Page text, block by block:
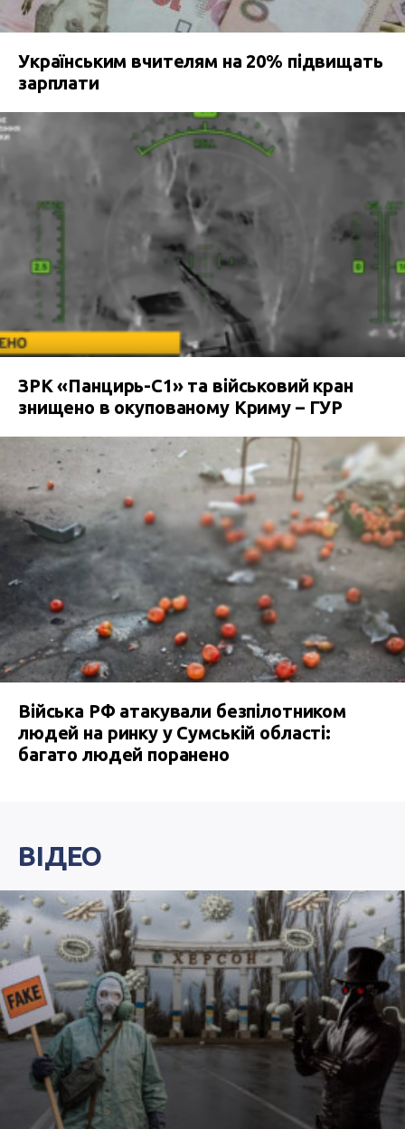
Українським вчителям на 20% підвищать
зарплати
ЗРК «Панцирь-С1» та військовий кран
знищено в окупованому Криму – ГУР
Війська РФ атакували безпілотником
людей на ринку у Сумській області:
багато людей поранено
ВІДЕО